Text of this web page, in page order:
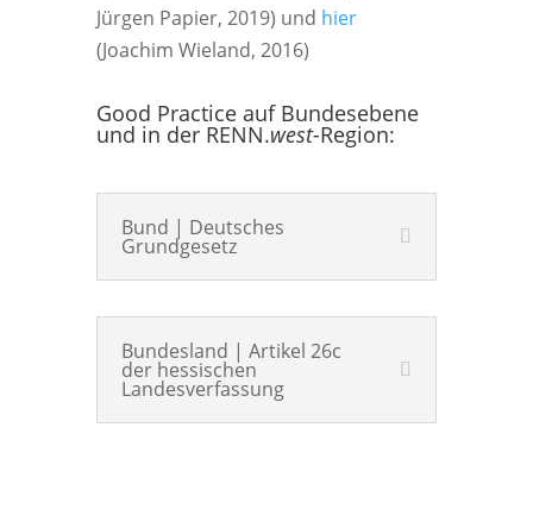
Jürgen Papier, 2019) und hier
(Joachim Wieland, 2016)
Good Practice auf Bundesebene
und in der RENN.west-Region:
Bund | Deutsches
Grundgesetz
Bundesland | Artikel 26c
der hessischen
Landesverfassung